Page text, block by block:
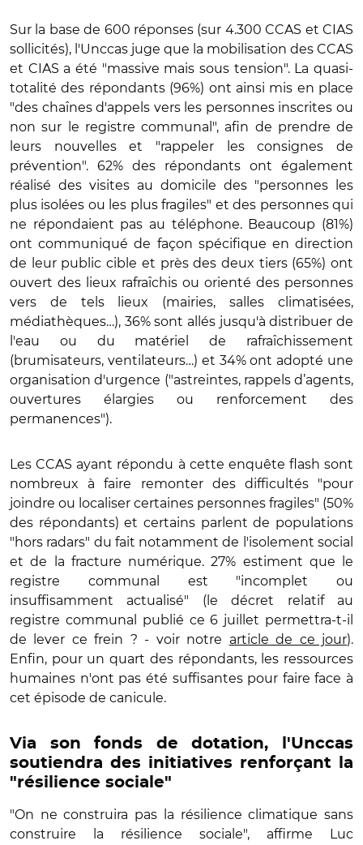
Sur la base de 600 réponses (sur 4.300 CCAS et CIAS
sollicités), l'Unccas juge que la mobilisation des CCAS
et CIAS a été "massive mais sous tension". La quasi-
totalité des répondants (96%) ont ainsi mis en place
"des chaînes d'appels vers les personnes inscrites ou
non sur le registre communal", afin de prendre de
leurs nouvelles et "rappeler les consignes de
prévention". 62% des répondants ont également
réalisé des visites au domicile des "personnes les
plus isolées ou les plus fragiles" et des personnes qui
ne répondaient pas au téléphone. Beaucoup (81%)
ont communiqué de façon spécifique en direction
de leur public cible et près des deux tiers (65%) ont
ouvert des lieux rafraîchis ou orienté des personnes
vers de tels lieux (mairies, salles climatisées,
médiathèques…), 36% sont allés jusqu'à distribuer de
l'eau ou du matériel de rafraîchissement
(brumisateurs, ventilateurs…) et 34% ont adopté une
organisation d'urgence ("astreintes, rappels d’agents,
ouvertures élargies ou renforcement des
permanences").
Les CCAS ayant répondu à cette enquête flash sont
nombreux à faire remonter des difficultés "pour
joindre ou localiser certaines personnes fragiles" (50%
des répondants) et certains parlent de populations
"hors radars" du fait notamment de l'isolement social
et de la fracture numérique. 27% estiment que le
registre communal est "incomplet ou
insuffisamment actualisé" (le décret relatif au
registre communal publié ce 6 juillet permettra-t-il
de lever ce frein ? - voir notre article de ce jour).
Enfin, pour un quart des répondants, les ressources
humaines n'ont pas été suffisantes pour faire face à
cet épisode de canicule.
Via son fonds de dotation, l'Unccas
soutiendra des initiatives renforçant la
"résilience sociale"
"On ne construira pas la résilience climatique sans
construire la résilience sociale", affirme Luc